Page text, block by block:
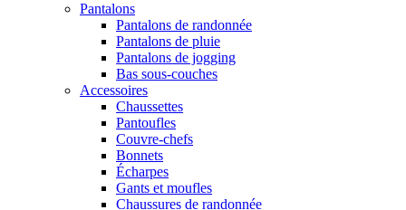
Pantalons
Pantalons de randonnée
Pantalons de pluie
Pantalons de jogging
Bas sous-couches
Accessoires
Chaussettes
Pantoufles
Couvre-chefs
Bonnets
Écharpes
Gants et moufles
Chaussures de randonnée